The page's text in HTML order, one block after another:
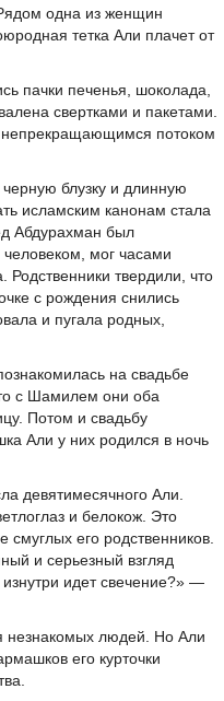
одна из женщин
тетка Али плачет от
пачки печенья, шоколада,
свертками и пакетами.
потоком
блузку и длинную
исламским канонам стала
Абдурахман был
мог часами
Родственники твердили, что
с рождения снились
и пугала родных,
на свадьбе
с Шамилем они оба
Потом и свадьбу
Али у них родился в ночь
девятимесячного Али.
и белокож. Это
смуглых его родственников.
и серьезный взгляд
изнутри идет свечение?» —
незнакомых людей. Но Али
его курточки